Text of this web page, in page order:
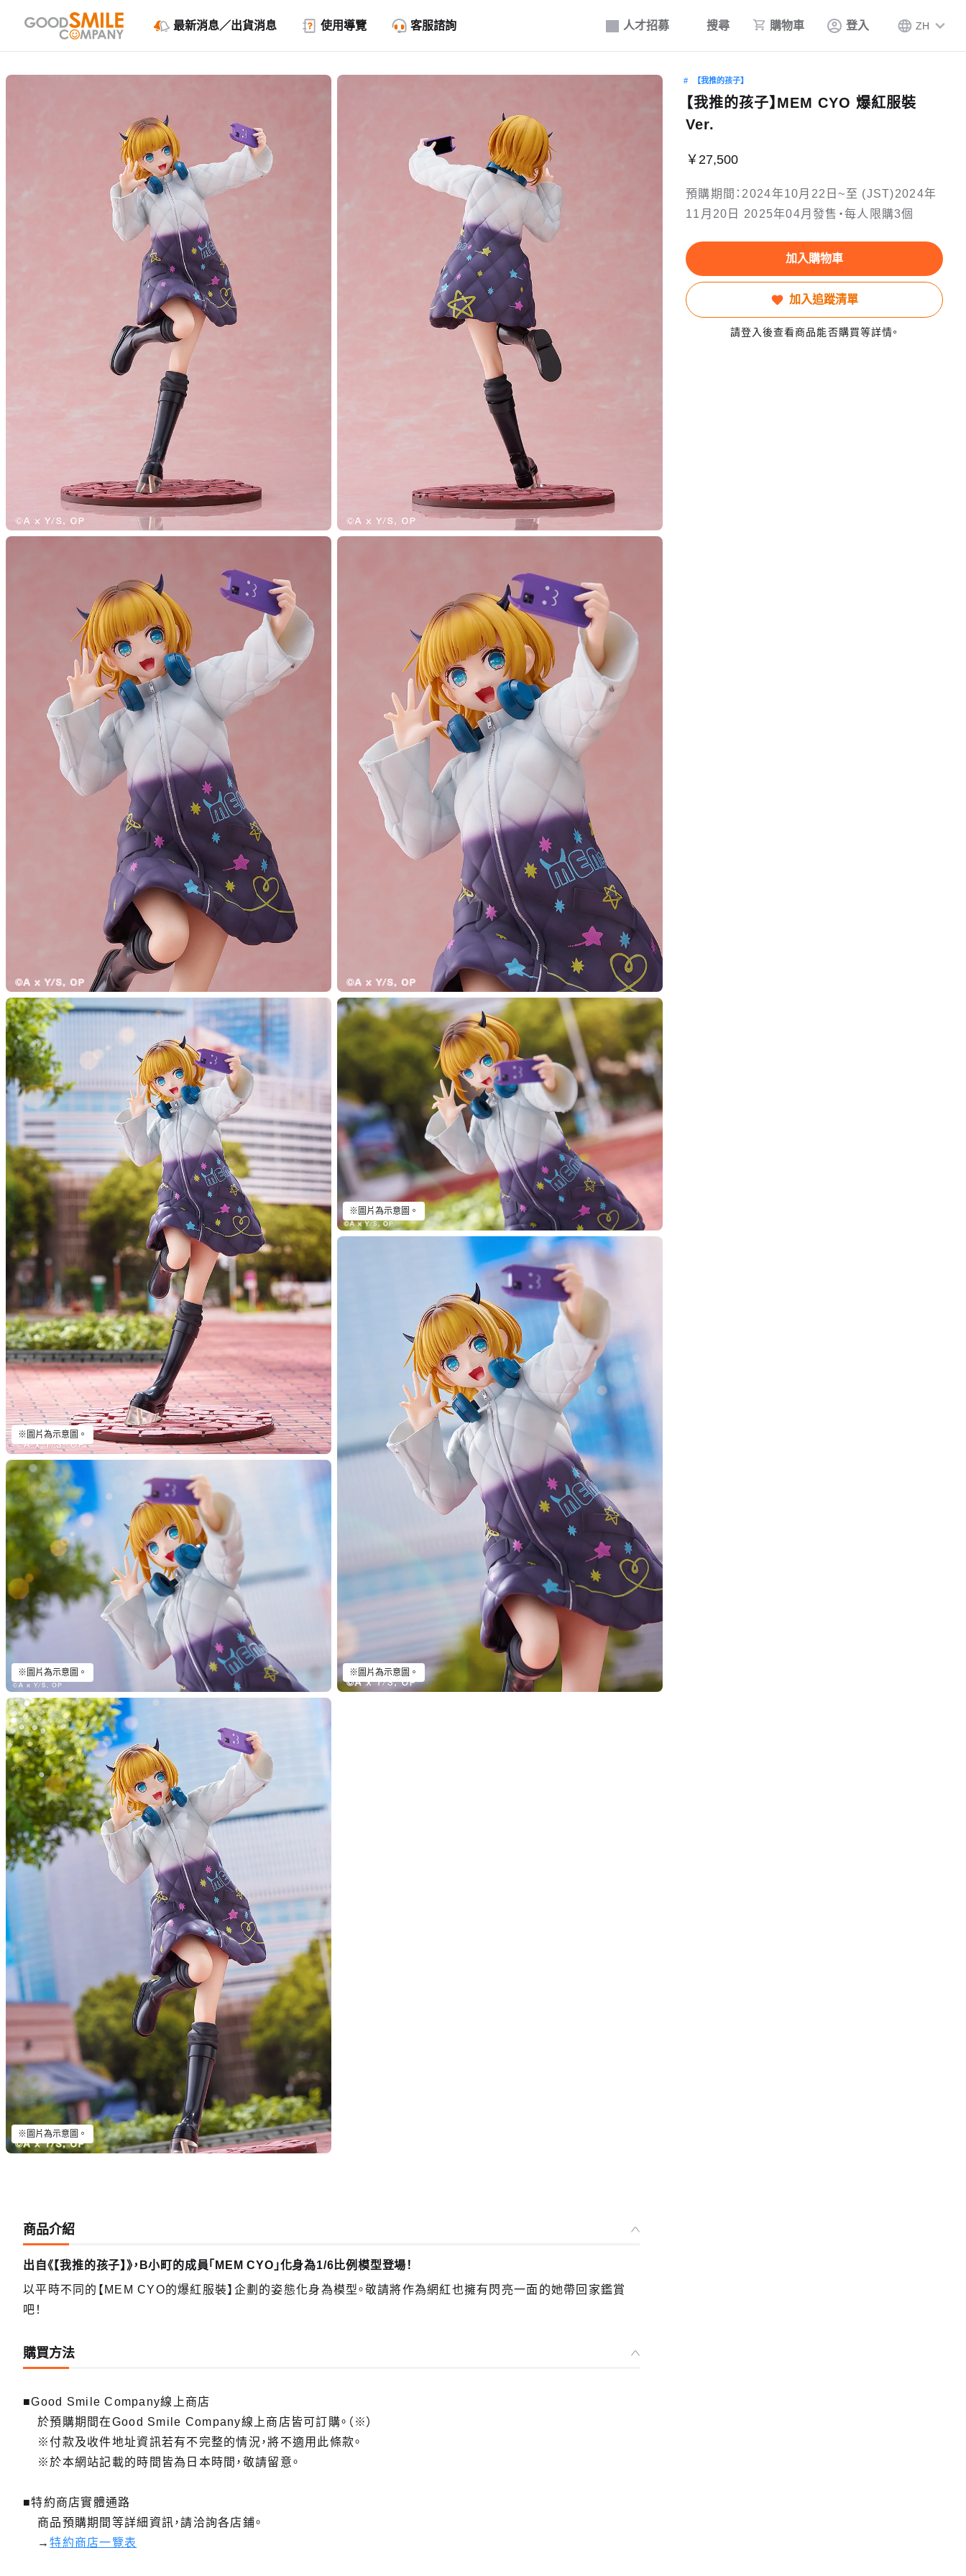
人才招募 搜尋 購物車 登入 ZH
最新消息／出貨消息 使用導覽 客服諮詢
※圖片為示意圖。
※圖片為示意圖。
※圖片為示意圖。
※圖片為示意圖。
※圖片為示意圖。
【我推的孩子】
【我推的孩子】MEM CYO 爆紅服裝
Ver.
￥27,500
預購期間：2024年10月22日~至 (JST)2024年
11月20日 2025年04月發售・每人限購3個
加入購物車
加入追蹤清單
請登入後查看商品能否購買等詳情。
商品介紹
出自《【我推的孩子】》，B小町的成員「MEM CYO」化身為1/6比例模型登場！
以平時不同的【MEM CYO的爆紅服裝】企劃的姿態化身為模型。敬請將作為網紅也擁有閃亮一面的她帶回家鑑賞
吧！
購買方法
■Good Smile Company線上商店
於預購期間在Good Smile Company線上商店皆可訂購。（※）
※付款及收件地址資訊若有不完整的情況，將不適用此條款。
※於本網站記載的時間皆為日本時間，敬請留意。
■特約商店實體通路
商品預購期間等詳細資訊，請洽詢各店鋪。
→特約商店一覽表